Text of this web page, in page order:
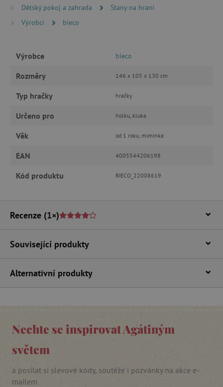
Dětský pokoj a zahrada
Stany na hraní
Výrobci
bieco
Výrobce bieco
Rozměry 146 x 105 x 130 cm
Typ hračky hračky
Určeno pro holku, kluka
Věk od 1 roku, miminka
EAN 4005544206198
Kód produktu BIECO_22008619
Recenze (1×)
Související produkty
Alternativní produkty
Nechte se inspirovat Agátiným
světem
a posílat si slevové kódy, soutěže i pozvánky na akce e-
mailem
Funkční soubory
základní funkce webových stránek, jako je
stránky nelze bez nezbytně nutných souborů
Google Privacy Policy